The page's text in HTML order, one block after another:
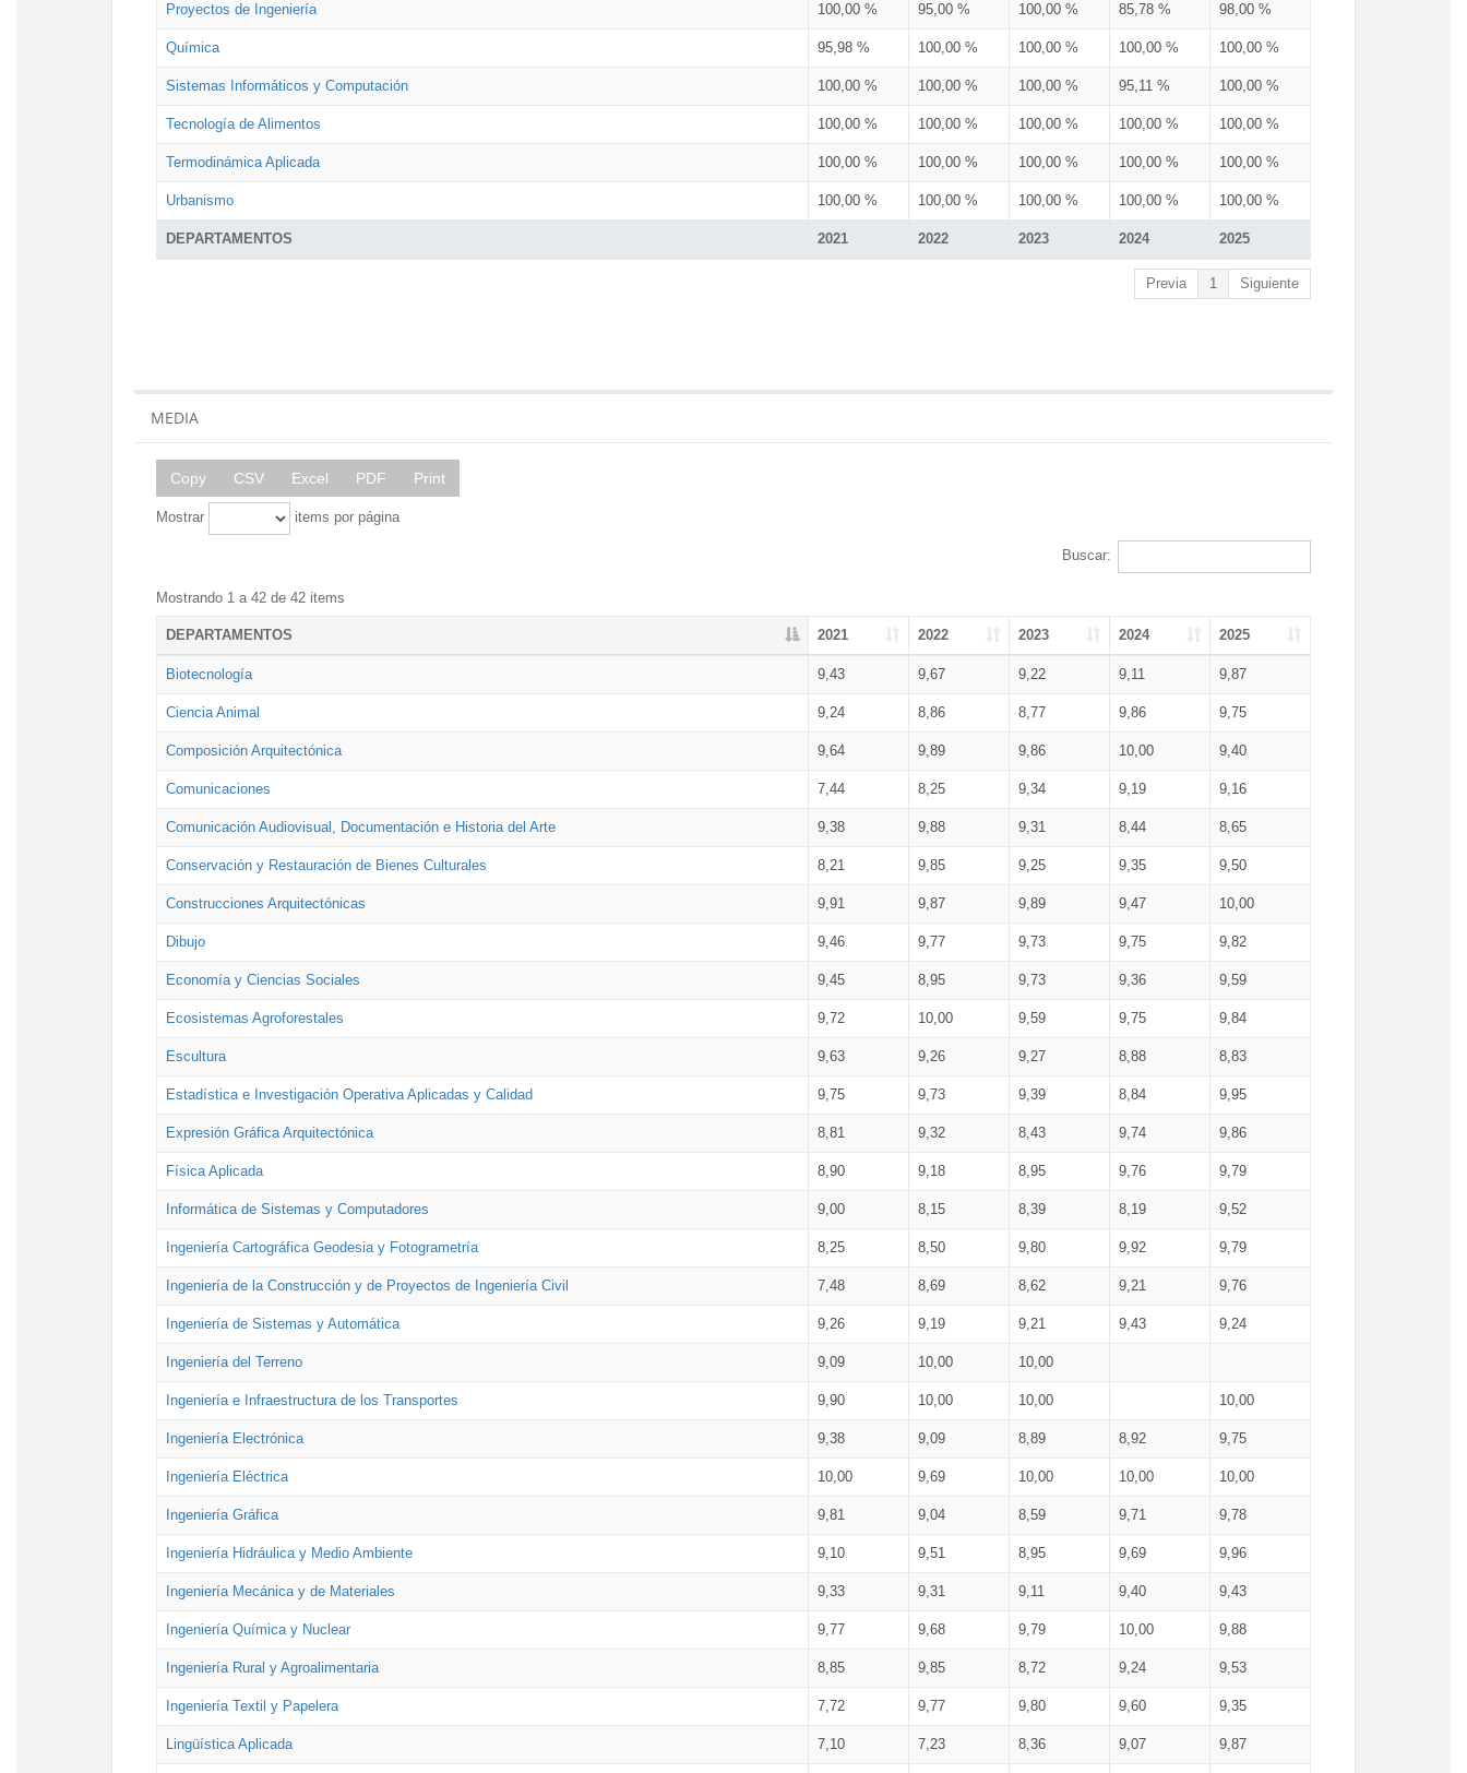
DEPARTAMENTOS 2021 2022 2023 2024 2025
Proyectos de Ingeniería 100,00 % 95,00 % 100,00 % 85,78 % 98,00 %
Química 95,98 % 100,00 % 100,00 % 100,00 % 100,00 %
Sistemas Informáticos y Computación 100,00 % 100,00 % 100,00 % 95,11 % 100,00 %
Tecnología de Alimentos 100,00 % 100,00 % 100,00 % 100,00 % 100,00 %
Termodinámica Aplicada 100,00 % 100,00 % 100,00 % 100,00 % 100,00 %
Urbanismo 100,00 % 100,00 % 100,00 % 100,00 % 100,00 %
Previa 1 Siguiente
MEDIA
Copy CSV Excel PDF Print
Mostrar items por página
Buscar:
Mostrando 1 a 42 de 42 items
DEPARTAMENTOS 2021 2022 2023 2024 2025
Biotecnología 9,43 9,67 9,22 9,11 9,87
Ciencia Animal 9,24 8,86 8,77 9,86 9,75
Composición Arquitectónica 9,64 9,89 9,86 10,00 9,40
Comunicaciones 7,44 8,25 9,34 9,19 9,16
Comunicación Audiovisual, Documentación e Historia del Arte 9,38 9,88 9,31 8,44 8,65
Conservación y Restauración de Bienes Culturales 8,21 9,85 9,25 9,35 9,50
Construcciones Arquitectónicas 9,91 9,87 9,89 9,47 10,00
Dibujo 9,46 9,77 9,73 9,75 9,82
Economía y Ciencias Sociales 9,45 8,95 9,73 9,36 9,59
Ecosistemas Agroforestales 9,72 10,00 9,59 9,75 9,84
Escultura 9,63 9,26 9,27 8,88 8,83
Estadística e Investigación Operativa Aplicadas y Calidad 9,75 9,73 9,39 8,84 9,95
Expresión Gráfica Arquitectónica 8,81 9,32 8,43 9,74 9,86
Física Aplicada 8,90 9,18 8,95 9,76 9,79
Informática de Sistemas y Computadores 9,00 8,15 8,39 8,19 9,52
Ingeniería Cartográfica Geodesia y Fotogrametría 8,25 8,50 9,80 9,92 9,79
Ingeniería de la Construcción y de Proyectos de Ingeniería Civil 7,48 8,69 8,62 9,21 9,76
Ingeniería de Sistemas y Automática 9,26 9,19 9,21 9,43 9,24
Ingeniería del Terreno 9,09 10,00 10,00
Ingeniería e Infraestructura de los Transportes 9,90 10,00 10,00 10,00
Ingeniería Electrónica 9,38 9,09 8,89 8,92 9,75
Ingeniería Eléctrica 10,00 9,69 10,00 10,00 10,00
Ingeniería Gráfica 9,81 9,04 8,59 9,71 9,78
Ingeniería Hidráulica y Medio Ambiente 9,10 9,51 8,95 9,69 9,96
Ingeniería Mecánica y de Materiales 9,33 9,31 9,11 9,40 9,43
Ingeniería Química y Nuclear 9,77 9,68 9,79 10,00 9,88
Ingeniería Rural y Agroalimentaria 8,85 9,85 8,72 9,24 9,53
Ingeniería Textil y Papelera 7,72 9,77 9,80 9,60 9,35
Lingüística Aplicada 7,10 7,23 8,36 9,07 9,87